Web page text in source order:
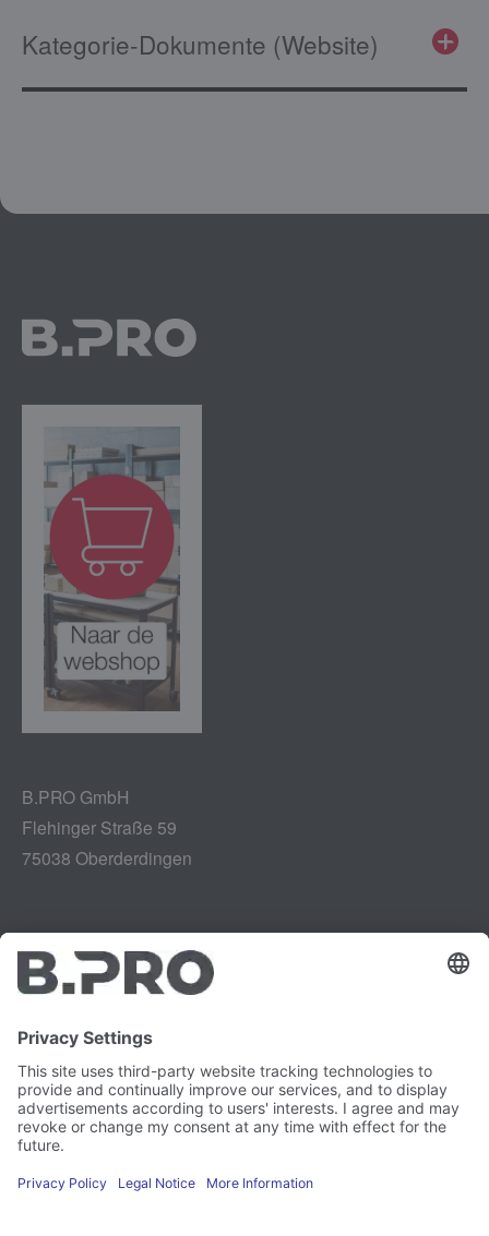
Kategorie-Dokumente (Website)
B.PRO GmbH
Flehinger Straße 59
75038 Oberderdingen
Impressum
Gegevensbescherming
Juridisch
Kwetsbaarheidsrapport
Carrière
Pers
Nieuwsbrief
YouTube